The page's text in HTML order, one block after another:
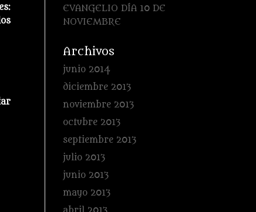
EVANGELIO DÍA 10 DE
NOVIEMBRE
Archivos
junio 2014
diciembre 2013
noviembre 2013
octubre 2013
septiembre 2013
julio 2013
junio 2013
mayo 2013